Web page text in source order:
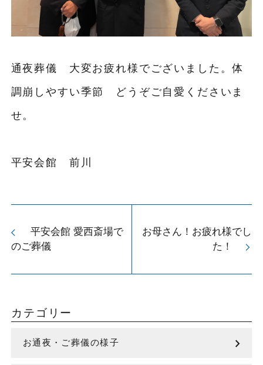
通夜葬儀 大変お疲れ様でございました。体
調崩しやすい季節 どうぞご自愛くださいま
せ。
平安会館 前川
arrow_back_ios
平安会館 愛西斎場で
のご葬儀
お母さん！お疲れ様でし
た！
arrow_forward_ios
カテゴリー
お通夜・ご葬儀の様子 chevron_right